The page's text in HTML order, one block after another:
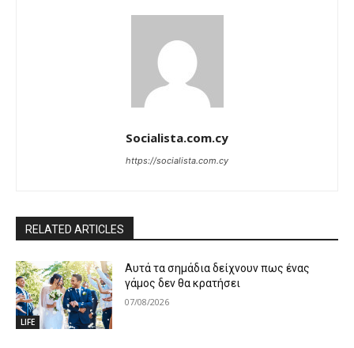
Socialista.com.cy
https://socialista.com.cy
RELATED ARTICLES
LIFE
Αυτά τα σημάδια δείχνουν πως ένας
γάμος δεν θα κρατήσει
07/08/2026